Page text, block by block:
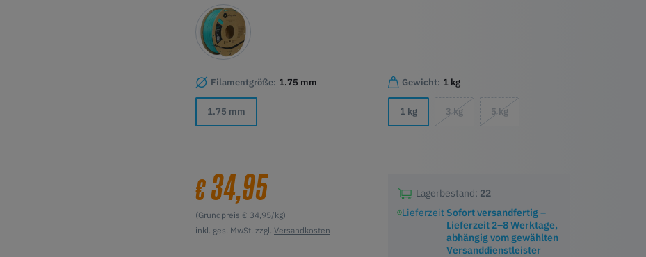
Filamentgröße: 1.75 mm
1.75 mm
Gewicht: 1 kg
1 kg 3 kg 5 kg
€34,95
(Grundpreis € 34,95/kg)
inkl. ges. MwSt. zzgl. Versandkosten
Lagerbestand: 22
Lieferzeit Sofort versandfertig –
Lieferzeit 2–8 Werktage,
abhängig vom gewählten
Versanddienstleister